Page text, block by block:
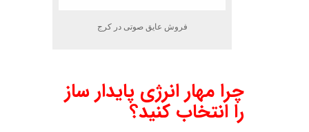
فروش عایق صوتی در کرج
چرا مهار انرژی پایدار ساز
را انتخاب کنید؟